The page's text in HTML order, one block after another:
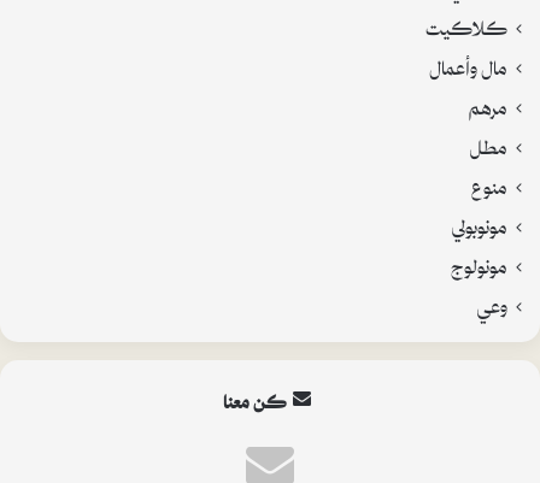
كلاكيت
مال وأعمال
مرهم
مطل
منوع
مونوبولي
مونولوج
وعي
كن معنا